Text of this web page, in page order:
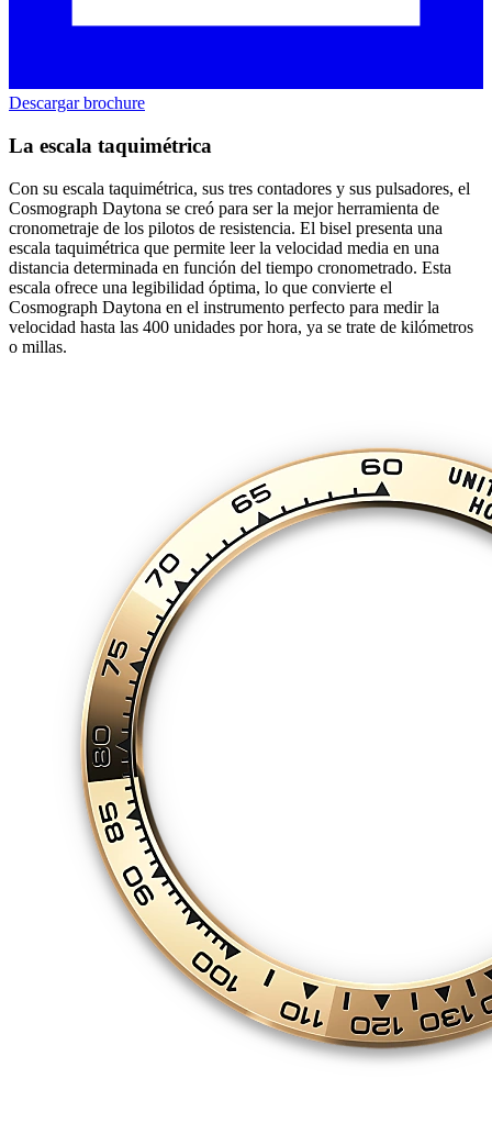
Descargar brochure
La escala taquimétrica
Con su escala taquimétrica, sus tres contadores y sus pulsadores, el
Cosmograph Daytona se creó para ser la mejor herramienta de
cronometraje de los pilotos de resistencia. El bisel presenta una
escala taquimétrica que permite leer la velocidad media en una
distancia determinada en función del tiempo cronometrado. Esta
escala ofrece una legibilidad óptima, lo que convierte el
Cosmograph Daytona en el instrumento perfecto para medir la
velocidad hasta las 400 unidades por hora, ya se trate de kilómetros
o millas.